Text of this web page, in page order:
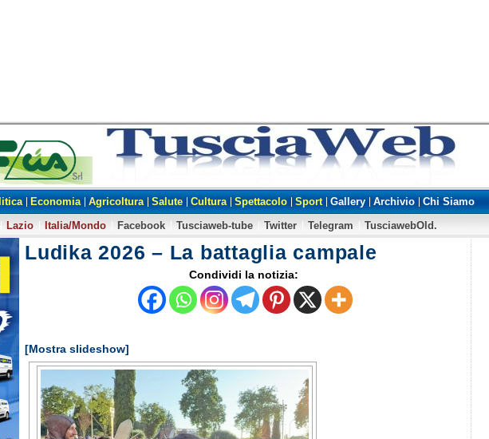
Economia Agricoltura Salute Cultura Spettacolo Sport Gallery Archivio
Chi Siamo
Lazio Italia/Mondo Facebook Tusciaweb-tube Twitter Telegram TusciawebOld.
Ludika 2026 – La battaglia campale
Condividi la notizia:
[Mostra slideshow]